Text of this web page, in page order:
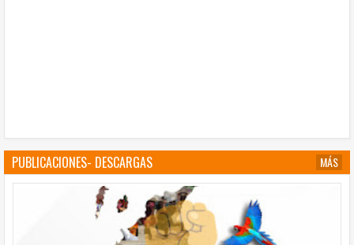
PUBLICACIONES- DESCARGAS MÁS